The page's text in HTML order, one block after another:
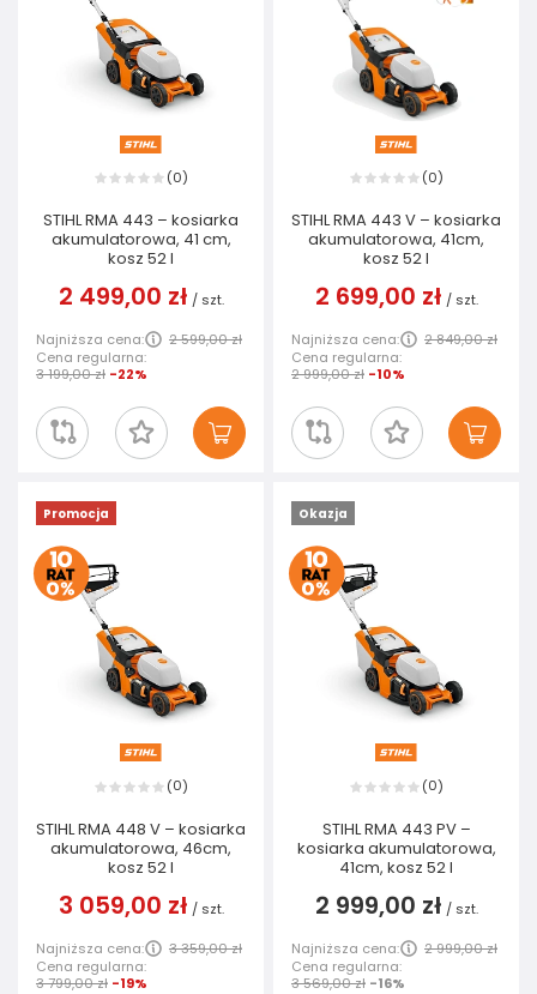
(0)
STIHL RMA 443 – kosiarka
akumulatorowa, 41 cm,
kosz 52 l
2 499,00 zł / szt.
Najniższa cena:
2 599,00 zł
Cena regularna:
3 199,00 zł -22%
(0)
STIHL RMA 443 V – kosiarka
akumulatorowa, 41cm,
kosz 52 I
2 699,00 zł / szt.
Najniższa cena:
2 849,00 zł
Cena regularna:
2 999,00 zł -10%
Promocja
(0)
STIHL RMA 448 V – kosiarka
akumulatorowa, 46cm,
kosz 52 I
3 059,00 zł / szt.
Najniższa cena:
3 359,00 zł
Cena regularna:
3 799,00 zł -19%
Okazja
(0)
STIHL RMA 443 PV –
kosiarka akumulatorowa,
41cm, kosz 52 I
2 999,00 zł / szt.
Najniższa cena:
2 999,00 zł
Cena regularna:
3 569,00 zł -16%